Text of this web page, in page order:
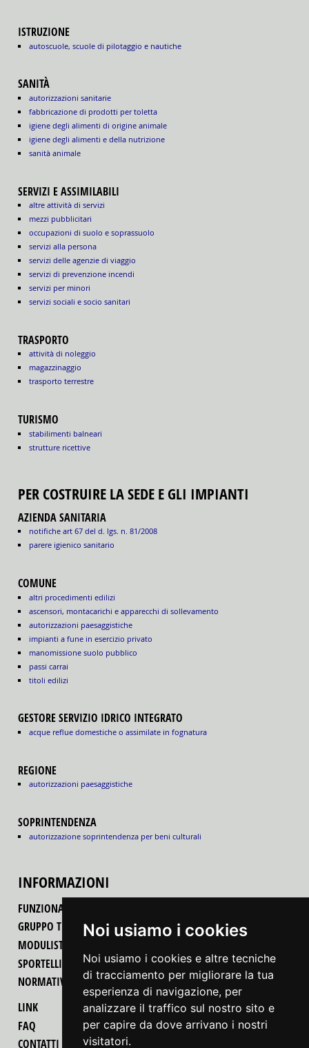
Noi usiamo i cookies
Noi usiamo i cookies e altre tecniche
di tracciamento per migliorare la tua
esperienza di navigazione, per
analizzare il traffico sul nostro sito e
per capire da dove arrivano i nostri
visitatori.
ISTRUZIONE
autoscuole, scuole di pilotaggio e nautiche
SANITÀ
autorizzazioni sanitarie
fabbricazione di prodotti per toletta
igiene degli alimenti di origine animale
igiene degli alimenti e della nutrizione
sanità animale
SERVIZI E ASSIMILABILI
altre attività di servizi
mezzi pubblicitari
occupazioni di suolo e soprassuolo
servizi alla persona
servizi delle agenzie di viaggio
servizi di prevenzione incendi
servizi per minori
servizi sociali e socio sanitari
TRASPORTO
attività di noleggio
magazzinaggio
trasporto terrestre
TURISMO
stabilimenti balneari
strutture ricettive
PER COSTRUIRE LA SEDE E GLI IMPIANTI
AZIENDA SANITARIA
notifiche art 67 del d. lgs. n. 81/2008
parere igienico sanitario
COMUNE
altri procedimenti edilizi
ascensori, montacarichi e apparecchi di sollevamento
autorizzazioni paesaggistiche
impianti a fune in esercizio privato
manomissione suolo pubblico
passi carrai
titoli edilizi
GESTORE SERVIZIO IDRICO INTEGRATO
acque reflue domestiche o assimilate in fognatura
REGIONE
autorizzazioni paesaggistiche
SOPRINTENDENZA
autorizzazione soprintendenza per beni culturali
INFORMAZIONI
FUNZIONALITÀ DEL PORTALE
GRUPPO TECNICO REGIONALE
MODULISTICA
SPORTELLI UNICI PER LE ATTIVITÀ PRODUTTIVE
NORMATIVA
LINK
FAQ
CONTATTI